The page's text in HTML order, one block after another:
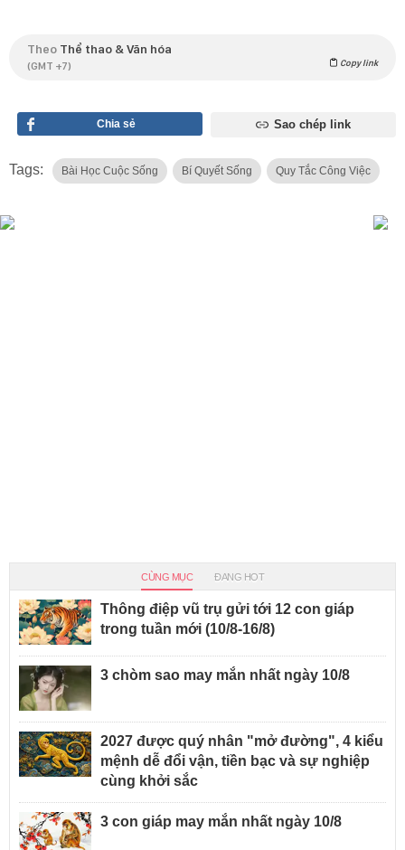
Theo Thể thao & Văn hóa
(GMT +7) Copy link
Chia sẻ Sao chép link
Tags: Bài Học Cuộc Sống Bí Quyết Sống Quy Tắc Công Việc
CÙNG MỤC ĐANG HOT
Thông điệp vũ trụ gửi tới 12 con giáp
trong tuần mới (10/8-16/8)
3 chòm sao may mắn nhất ngày 10/8
2027 được quý nhân "mở đường", 4 kiểu
mệnh dễ đổi vận, tiền bạc và sự nghiệp
cùng khởi sắc
3 con giáp may mắn nhất ngày 10/8